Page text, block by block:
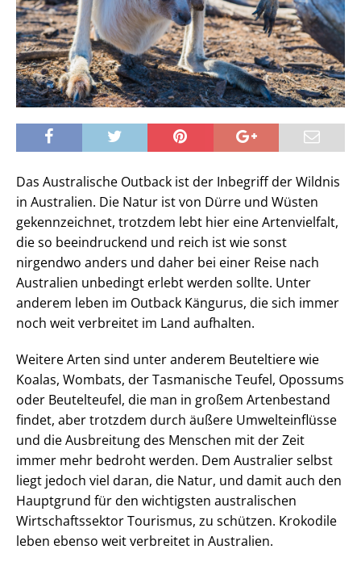
Das Australische Outback ist der Inbegriff der Wildnis
in Australien. Die Natur ist von Dürre und Wüsten
gekennzeichnet, trotzdem lebt hier eine Artenvielfalt,
die so beeindruckend und reich ist wie sonst
nirgendwo anders und daher bei einer Reise nach
Australien unbedingt erlebt werden sollte. Unter
anderem leben im Outback Kängurus, die sich immer
noch weit verbreitet im Land aufhalten.
Weitere Arten sind unter anderem Beuteltiere wie
Koalas, Wombats, der Tasmanische Teufel, Opossums
oder Beutelteufel, die man in großem Artenbestand
findet, aber trotzdem durch äußere Umwelteinflüsse
und die Ausbreitung des Menschen mit der Zeit
immer mehr bedroht werden. Dem Australier selbst
liegt jedoch viel daran, die Natur, und damit auch den
Hauptgrund für den wichtigsten australischen
Wirtschaftssektor Tourismus, zu schützen. Krokodile
leben ebenso weit verbreitet in Australien.